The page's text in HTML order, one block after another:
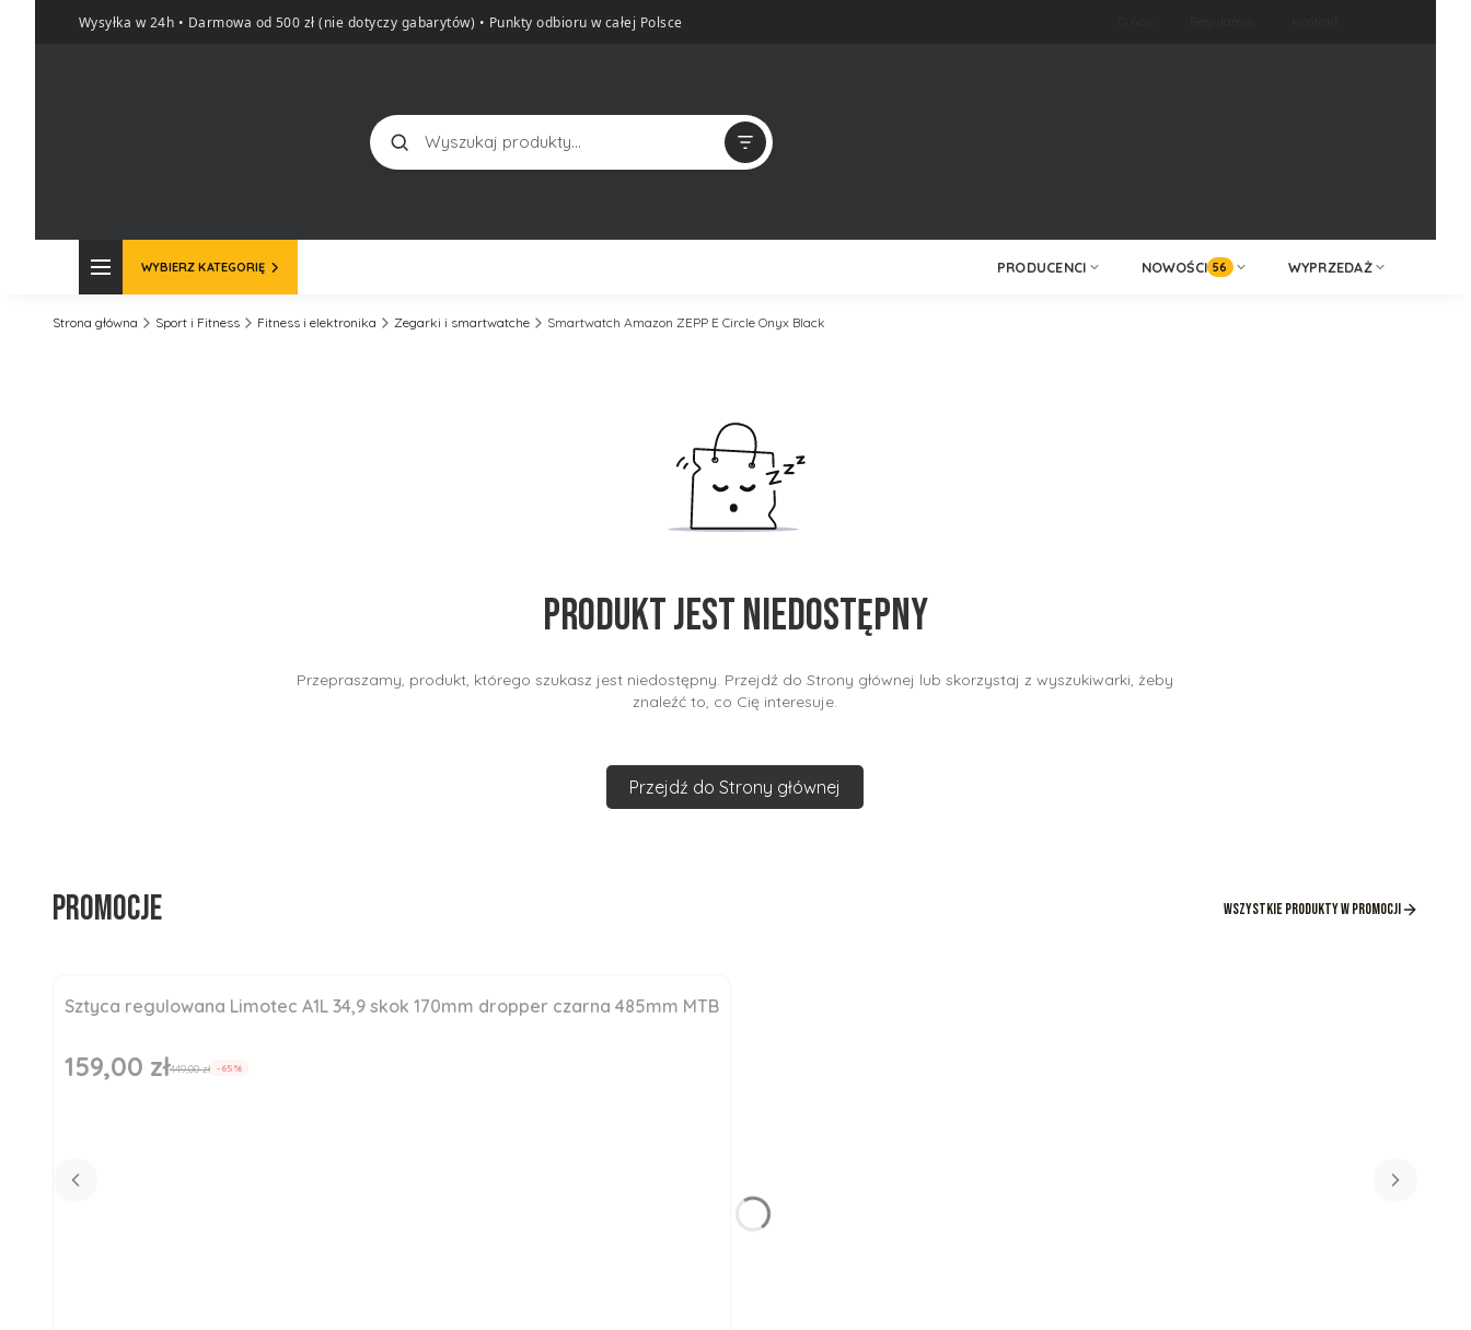
Wysyłka w 24h • Darmowa od 500 zł (nie dotyczy gabarytów) • Punkty odbioru w całej Polsce
Szukaj
WYBIERZ KATEGORIĘ PRODUCENCI NOWOŚCI 56 WYPRZEDAŻ
Strona główna Sport i Fitness Fitness i elektronika Zegarki i smartwatche Smartwatch Amazon ZEPP E Circle Onyx Black
Produkt jest niedostępny
Przepraszamy, produkt, którego szukasz jest niedostępny. Przejdź do Strony głównej lub skorzystaj z wyszukiwarki, żeby
znaleźć to, co Cię interesuje.
Przejdź do Strony głównej
Promocje Wszystkie produkty w promocji
Okazja
Sztyca regulowana Limotec A1L 34,9 skok 170mm dropper czarna 485mm MTB
Cena promocyjna
159,00 zł449,00 zł -65%